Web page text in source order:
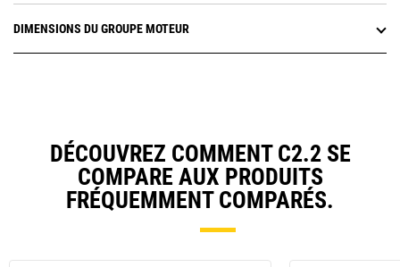
DIMENSIONS DU GROUPE MOTEUR
DÉCOUVREZ COMMENT C2.2 SE
COMPARE AUX PRODUITS
FRÉQUEMMENT COMPARÉS.